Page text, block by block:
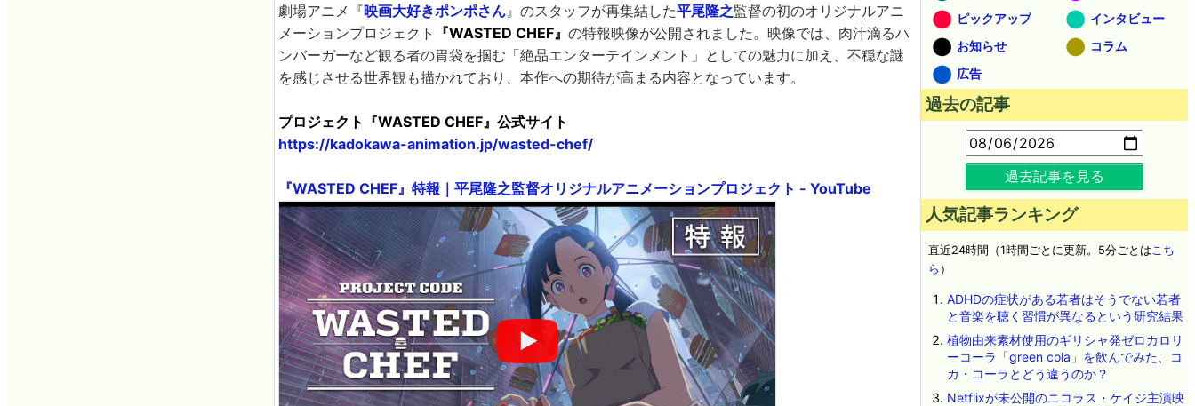
劇場アニメ『映画大好きポンポさん 』のスタッフが再集結した平尾隆之監督の初のオリジナルアニ
メーションプロジェクト
『WASTED CHEF』 の特報映像が公開されました。映像では、肉汁滴るハ
ンバーガーなど観る者の胃袋を掴む「絶品エンターテインメント」としての魅力に加え、不穏な謎
を感じさせる世界観も描かれており、本作への期待が高まる内容となっています。
プロジェクト『WASTED CHEF』公式サイト
https://kadokawa-animation.jp/wasted-chef/
『WASTED CHEF』特報｜平尾隆之監督オリジナルアニメーションプロジェクト - YouTube
ピックアップ
インタビュー
お知らせ
コラム
広告
過去の記事
過去記事を見る
人気記事ランキング
直近24時間（1時間ごとに更新。5分ごとはこち
ら ）
ADHDの症状がある若者はそうでない若者
と音楽を聴く習慣が異なるという研究結果
植物由来素材使用のギリシャ発ゼロカロリ
ーコーラ「green cola」を飲んでみた、コ
カ・コーラとどう違うのか？
Netflixが未公開のニコラス・ケイジ主演映